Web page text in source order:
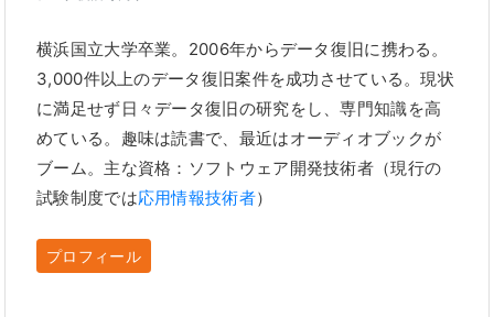
横浜国立大学卒業。2006年からデータ復旧に携わる。
3,000件以上のデータ復旧案件を成功させている。現状
に満足せず日々データ復旧の研究をし、専門知識を高
めている。趣味は読書で、最近はオーディオブックが
ブーム。主な資格：ソフトウェア開発技術者（現行の
試験制度では応用情報技術者）
プロフィール